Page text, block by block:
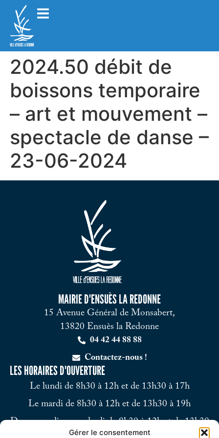
Gérer le consentement
2024.50 débit de
boissons temporaire
– art et mouvement –
spectacle de danse –
23-06-2024
MAIRIE D'ENSUÈS LA REDONNE
15 Avenue Général de Monsabert,
13820 Ensuès la Redonne
04 42 44 88 88
Contactez-nous !
LES HORAIRES D'OUVERTURE
Le lundi de 8h30 à 12h et de 13h30 à 17h
Le mardi de 8h30 à 12h et de 13h30 à 19h
Du mercredi au vendredi de 8h30 à 12h et de 13h30